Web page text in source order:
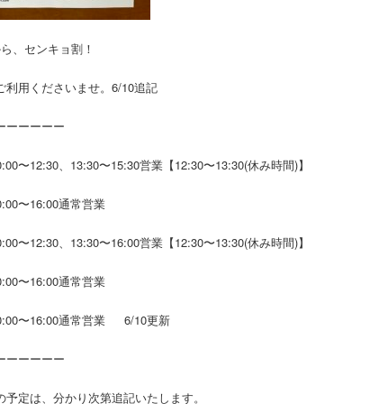
、センキョ割！
利用くださいませ。6/10追記
ーーーーー
〜12:30、13:30〜15:30営業【12:30〜13:30(休み時間)】
〜16:00通常営業
〜12:30、13:30〜16:00営業【12:30〜13:30(休み時間)】
〜16:00通常営業
〜16:00通常営業 6/10更新
ーーーーー
予定は、分かり次第追記いたします。